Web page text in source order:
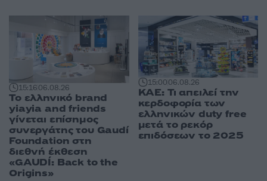
15:1606.08.26
Το ελληνικό brand
yiayia and friends
γίνεται επίσημος
συνεργάτης του Gaudí
Foundation στη
διεθνή έκθεση
«GAUDÍ: Back to the
Origins»
15:0006.08.26
ΚΑΕ: Τι απειλεί την
κερδοφορία των
ελληνικών duty free
μετά το ρεκόρ
επιδόσεων το 2025